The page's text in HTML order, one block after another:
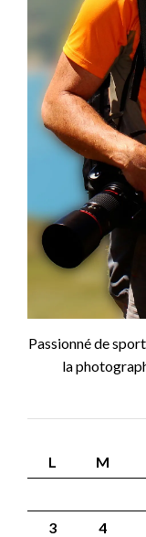
Passionné de
la
L M
3
4